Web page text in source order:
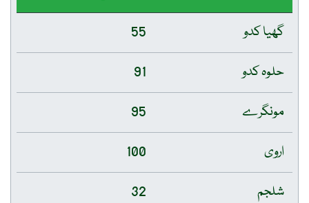
گھیا کدو
55
حلوہ کدو
91
مونگرے
95
اروی
100
شلجم
32